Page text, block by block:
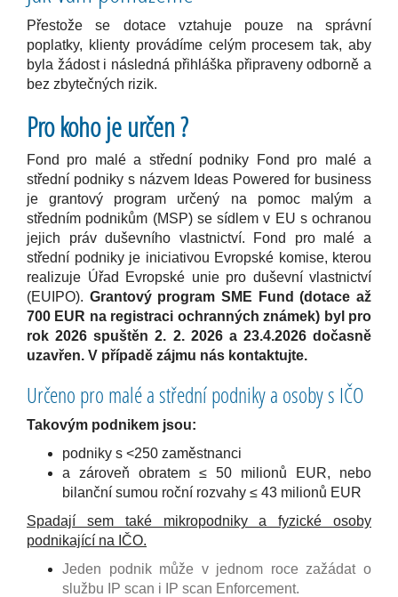
Přestože se dotace vztahuje pouze na správní
poplatky, klienty provádíme celým procesem tak, aby
byla žádost i následná přihláška připraveny odborně a
bez zbytečných rizik.
Pro koho je určen ?
Fond pro malé a střední podniky Fond pro malé a
střední podniky s názvem Ideas Powered for business
je grantový program určený na pomoc malým a
středním podnikům (MSP) se sídlem v EU s ochranou
jejich práv duševního vlastnictví.
Fond pro malé a
střední podniky je iniciativou Evropské komise, kterou
realizuje Úřad Evropské unie pro duševní vlastnictví
(EUIPO). Grantový program SME Fund (dotace až
700 EUR na registraci ochranných známek) byl pro
rok 2026 spuštěn 2. 2. 2026 a 23.4.2026 dočasně
uzavřen. V případě zájmu nás kontaktujte.
Určeno pro malé a střední podniky a osoby s IČO
Takovým podnikem jsou:
podniky s <250 zaměstnanci
a zároveň obratem ≤ 50 milionů EUR, nebo
bilanční sumou roční rozvahy ≤ 43 milionů EUR
Spadají sem také mikropodniky a fyzické osoby
podnikající na IČO.
Jeden podnik může v jednom roce zažádat o
službu IP scan i IP scan Enforcement.